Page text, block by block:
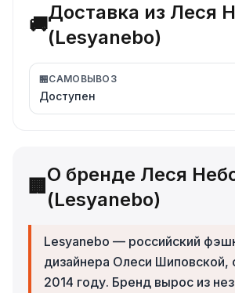
🚚
Доставка из Леся
(Lesyanebo)
🏪САМОВЫВОЗ
Доступен
🏢
О бренде Леся
(Lesyanebo)
Lesyanebo — российский
дизайнера Олеси Шиповской,
2014 году. Бренд вырос из